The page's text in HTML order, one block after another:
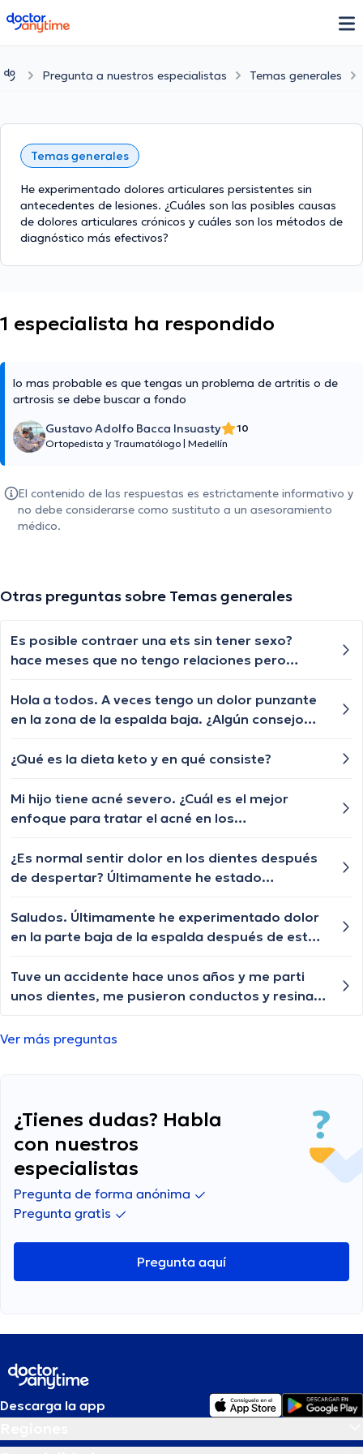
doctoranytime
Pregunta a nuestros especialistas Temas generales
Temas generales
He experimentado dolores articulares persistentes sin
antecedentes de lesiones. ¿Cuáles son las posibles causas
de dolores articulares crónicos y cuáles son los métodos de
diagnóstico más efectivos?
1 especialista ha respondido
lo mas probable es que tengas un problema de artritis o de
artrosis se debe buscar a fondo
Gustavo Adolfo Bacca Insuasty
10
Ortopedista y Traumatólogo Medellín
El contenido de las respuestas es estrictamente informativo y
no debe considerarse como sustituto a un asesoramiento
médico.
Otras preguntas sobre Temas generales
Es posible contraer una ets sin tener sexo?
hace meses que no tengo relaciones pero
comezón y me preocupa que sea una
enfermedad o algo serio
Hola a todos. A veces tengo un dolor punzante
en la zona de la espalda baja. ¿Algún consejo
¿Qué es la dieta keto y en qué consiste?
Mi hijo tiene acné severo. ¿Cuál es el mejor
enfoque para tratar el acné en los
¿Es normal sentir dolor en los dientes después
de despertar? Últimamente he estado
Saludos. Últimamente he experimentado dolor
en la parte baja de la espalda después de estar
aliviar esta molestia?
Tuve un accidente hace unos años y me parti
unos dientes, me pusieron conductos y resinas,
llevar algún examen medico?
Ver más preguntas
¿Tienes dudas? Habla
con nuestros
especialistas
Pregunta de forma anónima
Pregunta gratis
Pregunta aquí
Descarga la app